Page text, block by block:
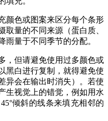
颜色或图案来区分每个条形
取量的不同来源（蛋白质、
雨量于不同季节的分配。
，但请避免使用过多颜色或
黑白进行复制，就得避免使
异会在输出时消失）。若使
生视觉上的错觉，例如用水
45°倾斜的线条来填充相邻的